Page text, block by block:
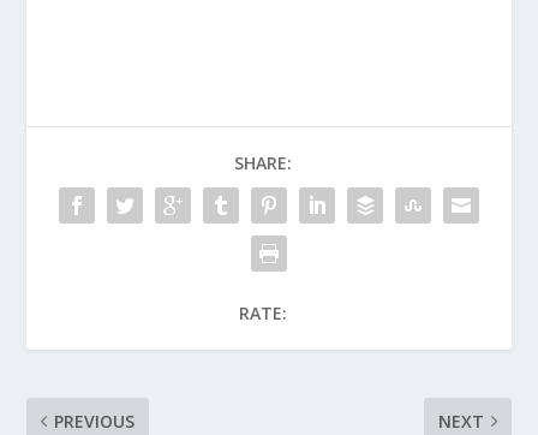
SHARE:
RATE:
PREVIOUS NEXT